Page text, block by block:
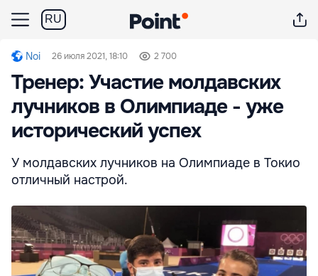
RU
Noi 26 июля 2021, 18:10 2 700
Тренер: Участие молдавских
лучников в Олимпиаде - уже
исторический успех
У молдавских лучников на Олимпиаде в Токио
отличный настрой.